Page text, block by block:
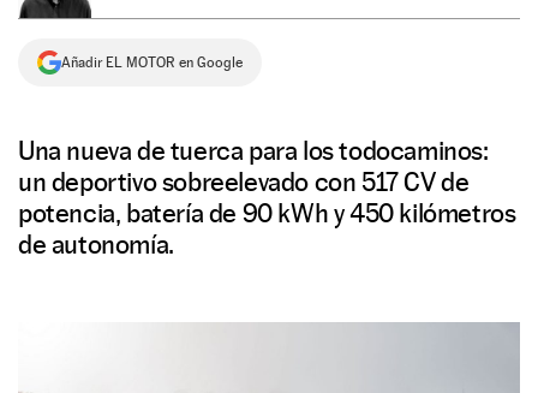
Añadir EL MOTOR en Google
Una nueva de tuerca para los todocaminos:
un deportivo sobreelevado con 517 CV de
potencia, batería de 90 kWh y 450 kilómetros
de autonomía.